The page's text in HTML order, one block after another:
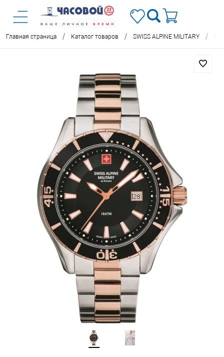
Главная страница / Каталог товаров / SWISS ALPINE MILITARY /